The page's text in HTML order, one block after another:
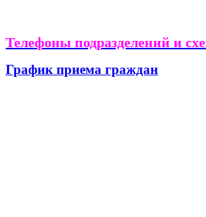
Телефоны подразделений и
График приема граждан